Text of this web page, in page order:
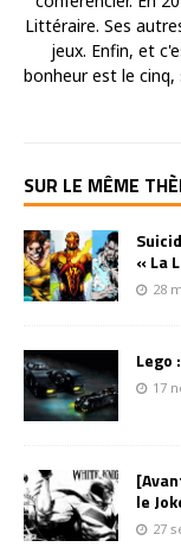
Littéraire. Ses
jeux. Enfin, et
bonheur est le cinq,
SUR LE MÊME
« La
28
Lego
17
le
27